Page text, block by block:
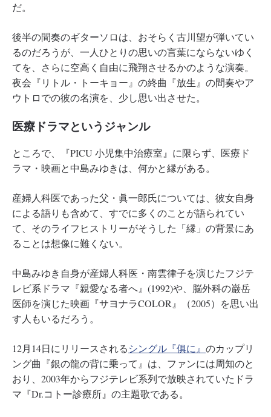
だ。
後半の間奏のギターソロは、おそらく古川望が弾いてい
るのだろうが、一人ひとりの思いの言葉にならないゆく
てを、さらに空高く自由に飛翔させるかのような演奏。
夜会『リトル・トーキョー』の終曲『放生』の間奏やア
ウトロでの彼の名演を、少し思い出させた。
医療ドラマというジャンル
ところで、『PICU 小児集中治療室』に限らず、医療ド
ラマ・映画と中島みゆきは、何かと縁がある。
産婦人科医であった父・眞一郎氏については、彼女自身
による語りも含めて、すでに多くのことが語られてい
て、そのライフヒストリーがそうした「縁」の背景にあ
ることは想像に難くない。
中島みゆき自身が産婦人科医・南雲律子を演じたフジテ
レビ系ドラマ『親愛なる者へ』(1992)や、脳外科の巌岳
医師を演じた映画『サヨナラCOLOR』（2005）を思い出
す人もいるだろう。
12月14日にリリースされるシングル『俱に』 のカップリ
ング曲『銀の龍の背に乗って』は、ファンには周知のと
おり、2003年からフジテレビ系列で放映されていたドラ
マ『Dr.コトー診療所』の主題歌である。